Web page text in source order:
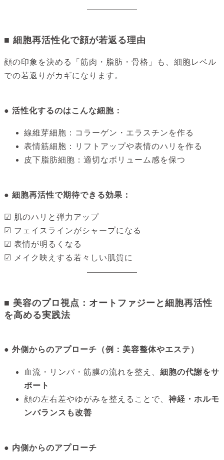
■ 細胞再活性化で顔が若返る理由
顔の印象を決める「筋肉・脂肪・骨格」も、細胞レベル
での若返りがカギになります。
● 活性化するのはこんな細胞：
線維芽細胞：コラーゲン・エラスチンを作る
表情筋細胞：リフトアップや表情のハリを作る
皮下脂肪細胞：適切なボリューム感を保つ
● 細胞再活性で期待できる効果：
☑ 肌のハリと弾力アップ
☑ フェイスラインがシャープになる
☑ 表情が明るくなる
☑ メイク映えする若々しい肌質に
■ 美容のプロ視点：オートファジーと細胞再活性
を高める実践法
● 外側からのアプローチ（例：美容整体やエステ）
血流・リンパ・筋膜の流れを整え、 細胞の代謝をサ
ポート
顔の左右差やゆがみを整えることで、 神経・ホルモ
ンバランスも改善
● 内側からのアプローチ